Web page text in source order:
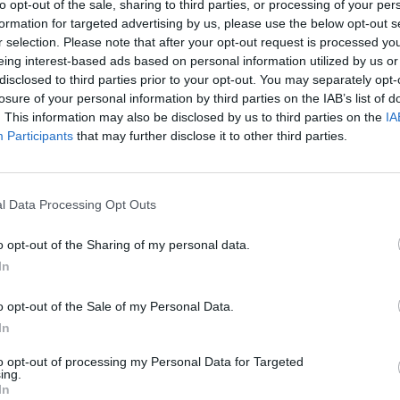
opt-out of the sale, sharing to third parties, or processing of your
for targeted advertising by us, please use the below opt-out
selection. Please note that after your opt-out request is processed
interest-based ads based on personal information utilized by us
to third parties prior to your opt-out. You may separately
of your personal information by third parties on the IAB’s list of
This information may also be disclosed by us to third parties on the
Participants that may further disclose it to other third parties.
Data Processing Opt Outs
opt-out of the Sharing of my personal data.
opt-out of the Sale of my Personal Data.
opt-out of processing my Personal Data for Targeted
a Gatteo Mare merenda gratis per tutti
Gourmet di via Matteotti che, prima
una dolce sorpresa al mondo
per domenica pomeriggio (dalle
gratuita a base di crepes, biscotti
tronchetti, pancake, mignon e tante